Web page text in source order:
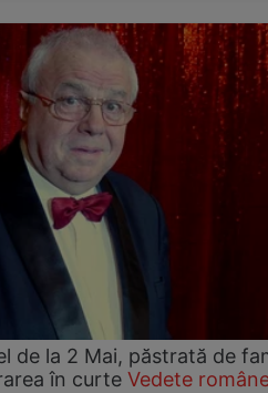
de la 2 Mai, păstrată de
în curte Vedete